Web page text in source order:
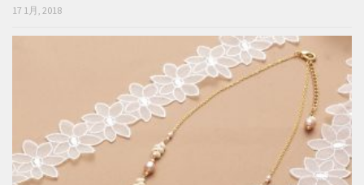
17 1月, 2018